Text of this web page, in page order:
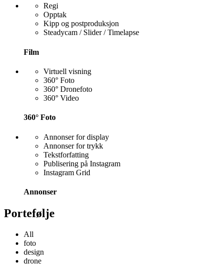
Regi
Opptak
Kipp og postproduksjon
Steadycam / Slider / Timelapse
Film
Virtuell visning
360° Foto
360° Dronefoto
360° Video
360° Foto
Annonser for display
Annonser for trykk
Tekstforfatting
Publisering på Instagram
Instagram Grid
Annonser
Portefølje
All
foto
design
drone